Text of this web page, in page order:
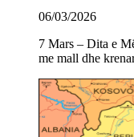
06/03/2026
7 Mars – Dita e
me mall dhe